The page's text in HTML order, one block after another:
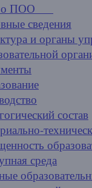
о ПОО
сведения
и органы
состав
среда